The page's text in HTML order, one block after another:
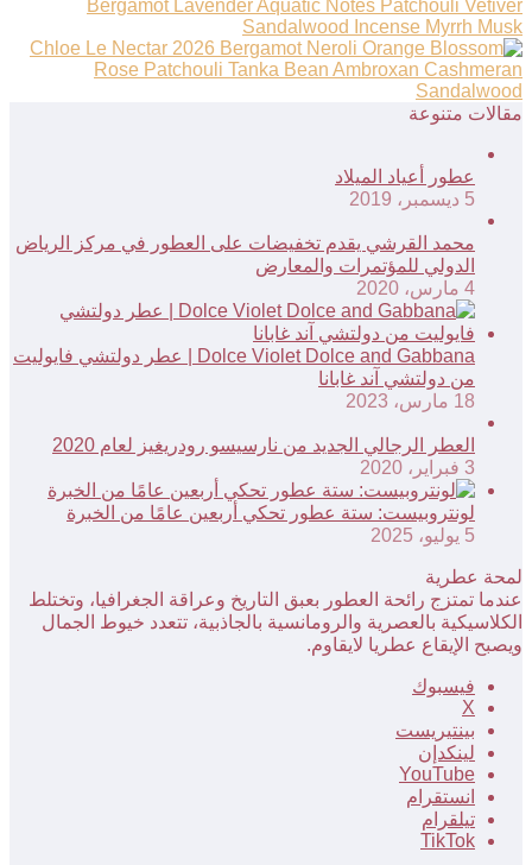
مقالات متنوعة
عطور أعياد الميلاد
5 ديسمبر، 2019
محمد القرشي يقدم تخفيضات على العطور في مركز الرياض
الدولي للمؤتمرات والمعارض
4 مارس، 2020
Dolce Violet Dolce and Gabbana | عطر دولتشي فايوليت
من دولتشي آند غابانا
18 مارس، 2023
العطر الرجالي الجديد من نارسيسو رودريغيز لعام 2020
3 فبراير، 2020
لونتروبيست: ستة عطور تحكي أربعين عامًا من الخبرة
5 يوليو، 2025
لمحة عطرية
عندما تمتزج رائحة العطور بعبق التاريخ وعراقة الجغرافيا، وتختلط
الكلاسيكية بالعصرية والرومانسية بالجاذبية، تتعدد خيوط الجمال
ويصبح الإيقاع عطريا لايقاوم.
فيسبوك
‫X
بينتيريست
لينكدإن
‫YouTube
انستقرام
تيلقرام
‫TikTok